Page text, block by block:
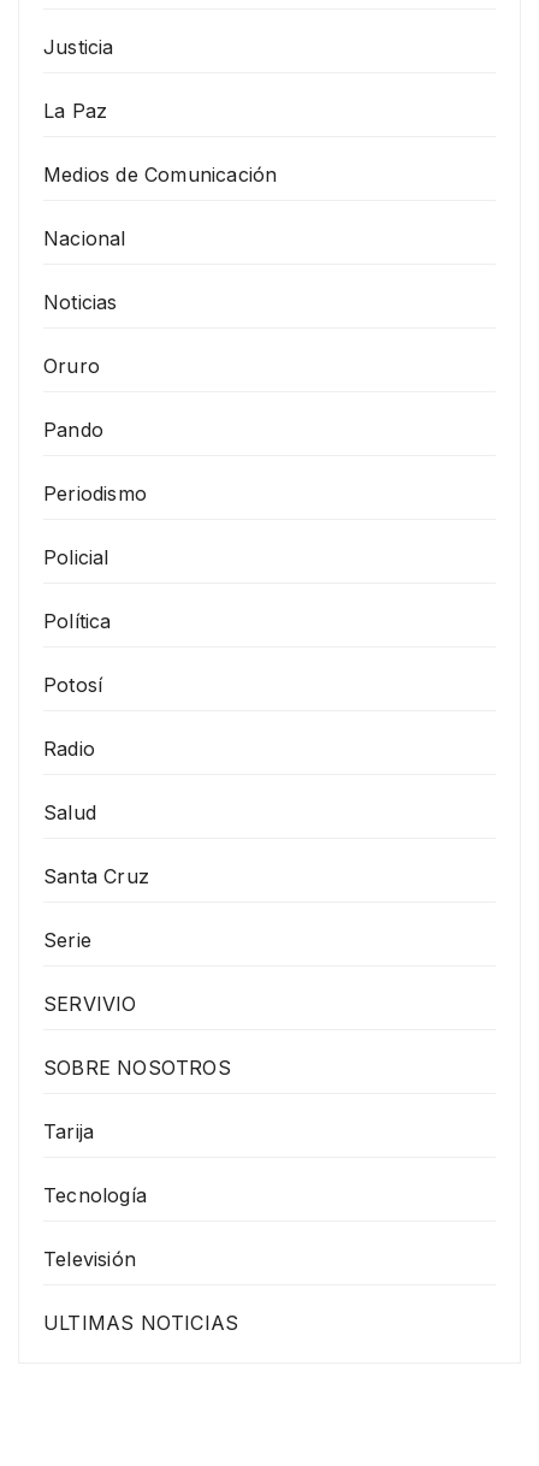
Justicia
La Paz
Medios de Comunicación
Nacional
Noticias
Oruro
Pando
Periodismo
Policial
Política
Potosí
Radio
Salud
Santa Cruz
Serie
SERVIVIO
SOBRE NOSOTROS
Tarija
Tecnología
Televisión
ULTIMAS NOTICIAS